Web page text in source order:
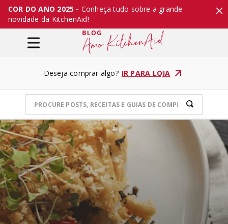
COR DO ANO 2025 - Conheça tudo sobre a grande
novidade da KitchenAid!
Deseja comprar algo? IR PARA LOJA